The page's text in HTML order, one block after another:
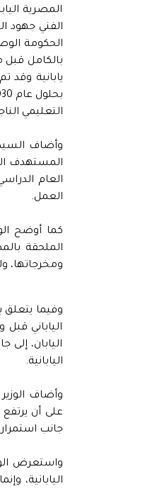
المصرية
التعليمي
وأضاف
العمل.
كما أوضح
الملحقة
ومخرجاتها،
وفيما يتعلق
الياباني
اليابان،
اليابانية.
جانب استمرار
واستعرض
اليابانية،